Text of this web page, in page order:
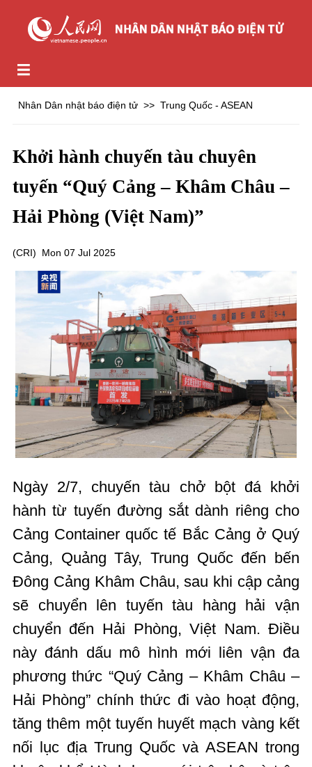
Nhân Dân nhật báo điện tử >> Trung Quốc - ASEAN
Khởi hành chuyến tàu chuyên
tuyến “Quý Cảng – Khâm Châu –
Hải Phòng (Việt Nam)”
(CRI) Mon 07 Jul 2025
Ngày 2/7, chuyến tàu chở bột đá khởi
hành từ tuyến đường sắt dành riêng cho
Cảng Container quốc tế Bắc Cảng ở Quý
Cảng, Quảng Tây, Trung Quốc đến bến
Đông Cảng Khâm Châu, sau khi cập cảng
sẽ chuyển lên tuyến tàu hàng hải vận
chuyển đến Hải Phòng, Việt Nam. Điều
này đánh dấu mô hình mới liên vận đa
phương thức “Quý Cảng – Khâm Châu –
Hải Phòng” chính thức đi vào hoạt động,
tăng thêm một tuyến huyết mạch vàng kết
nối lục địa Trung Quốc và ASEAN trong